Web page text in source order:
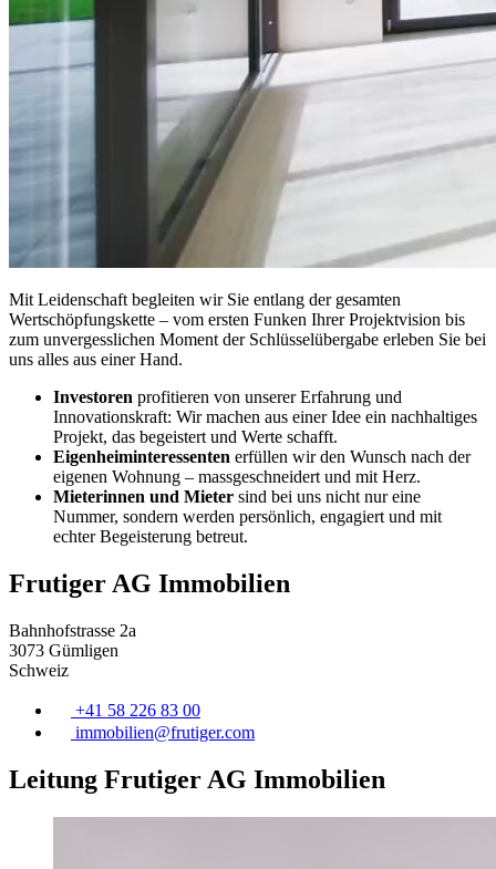
Mit Leidenschaft begleiten wir Sie entlang der gesamten
Wertschöpfungskette – vom ersten Funken Ihrer Projektvision bis
zum unvergesslichen Moment der Schlüsselübergabe erleben Sie bei
uns alles aus einer Hand.
Investoren profitieren von unserer Erfahrung und
Innovationskraft: Wir machen aus einer Idee ein nachhaltiges
Projekt, das begeistert und Werte schafft.
Eigenheiminteressenten erfüllen wir den Wunsch nach der
eigenen Wohnung – massgeschneidert und mit Herz.
Mieterinnen und Mieter sind bei uns nicht nur eine
Nummer, sondern werden persönlich, engagiert und mit
echter Begeisterung betreut.
Frutiger AG Immobilien
Bahnhofstrasse 2a
3073 Gümligen
Schweiz
+41 58 226 83 00
immobilien@frutiger.com
Leitung Frutiger AG Immobilien